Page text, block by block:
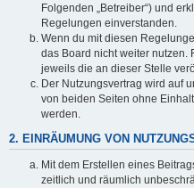
Folgenden „Betreiber“) und
Regelungen einverstanden.
Wenn du mit diesen
das Board nicht weiter nutzen.
jeweils die an dieser Stelle
Der Nutzungsvertrag wird auf
von beiden Seiten ohne
werden.
2. EINRÄUMUNG VON
Mit dem Erstellen eines
zeitlich und räumlich